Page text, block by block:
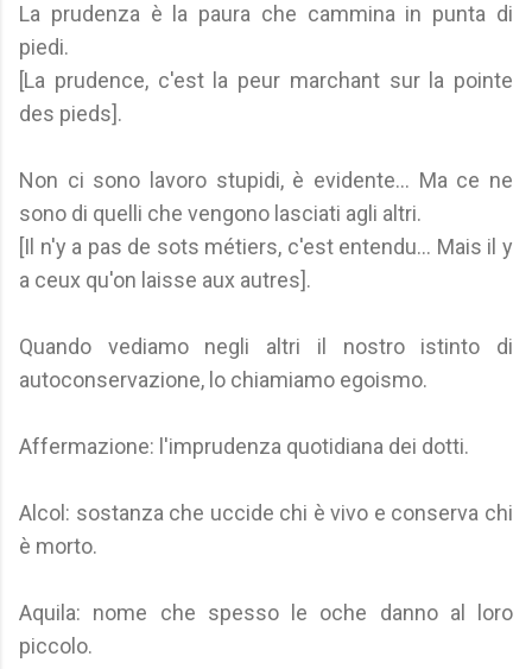
La prudenza è la paura che cammina in punta di
piedi.
[La prudence, c'est la peur marchant sur la pointe
des pieds].
Non ci sono lavoro stupidi, è evidente... Ma ce ne
sono di quelli che vengono lasciati agli altri.
[Il n'y a pas de sots métiers, c'est entendu... Mais il y
a ceux qu'on laisse aux autres].
Quando vediamo negli altri il nostro istinto di
autoconservazione, lo chiamiamo egoismo.
Affermazione: l'imprudenza quotidiana dei dotti.
Alcol: sostanza che uccide chi è vivo e conserva chi
è morto.
Aquila: nome che spesso le oche danno al loro
piccolo.